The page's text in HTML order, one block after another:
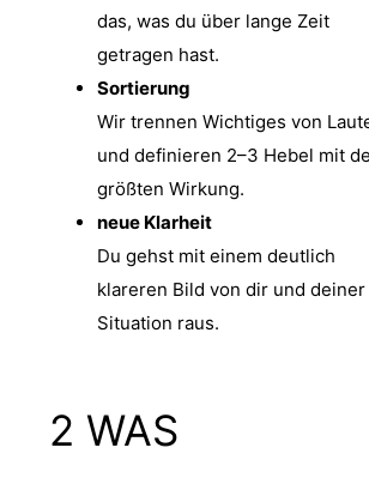
das, was du über lange Zeit
getragen hast.
Sortierung
Wir trennen Wichtiges von
und definieren 2–3 Hebel mit
größten Wirkung.
neue Klarheit
Du gehst mit einem deutlich
klareren Bild von dir und deiner
Situation raus.
2 WAS